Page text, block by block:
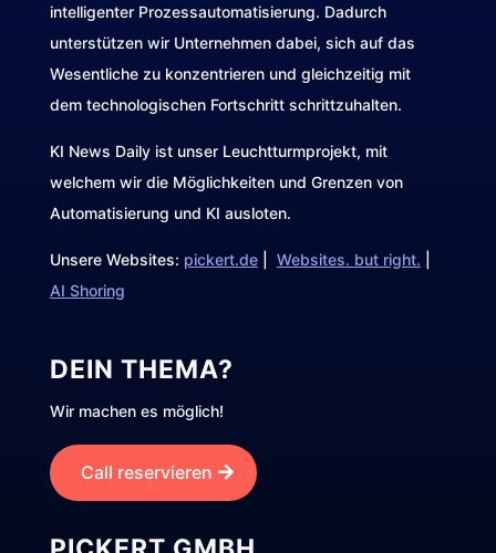
intelligenter Prozessautomatisierung. Dadurch
unterstützen wir Unternehmen dabei, sich auf das
Wesentliche zu konzentrieren und gleichzeitig mit
dem technologischen Fortschritt schrittzuhalten.
KI News Daily ist unser Leuchtturmprojekt, mit
welchem wir die Möglichkeiten und Grenzen von
Automatisierung und KI ausloten.
Unsere Websites: pickert.de| Websites. but right.
AI Shoring
DEIN THEMA?
Wir machen es möglich!
Call reservieren